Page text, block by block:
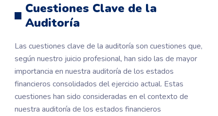
Cuestiones Clave de la
Auditoría
Las cuestiones clave de la auditoría son cuestiones que,
según nuestro juicio profesional, han sido las de mayor
importancia en nuestra auditoría de los estados
financieros consolidados del ejercicio actual. Estas
cuestiones han sido consideradas en el contexto de
nuestra auditoría de los estados financieros